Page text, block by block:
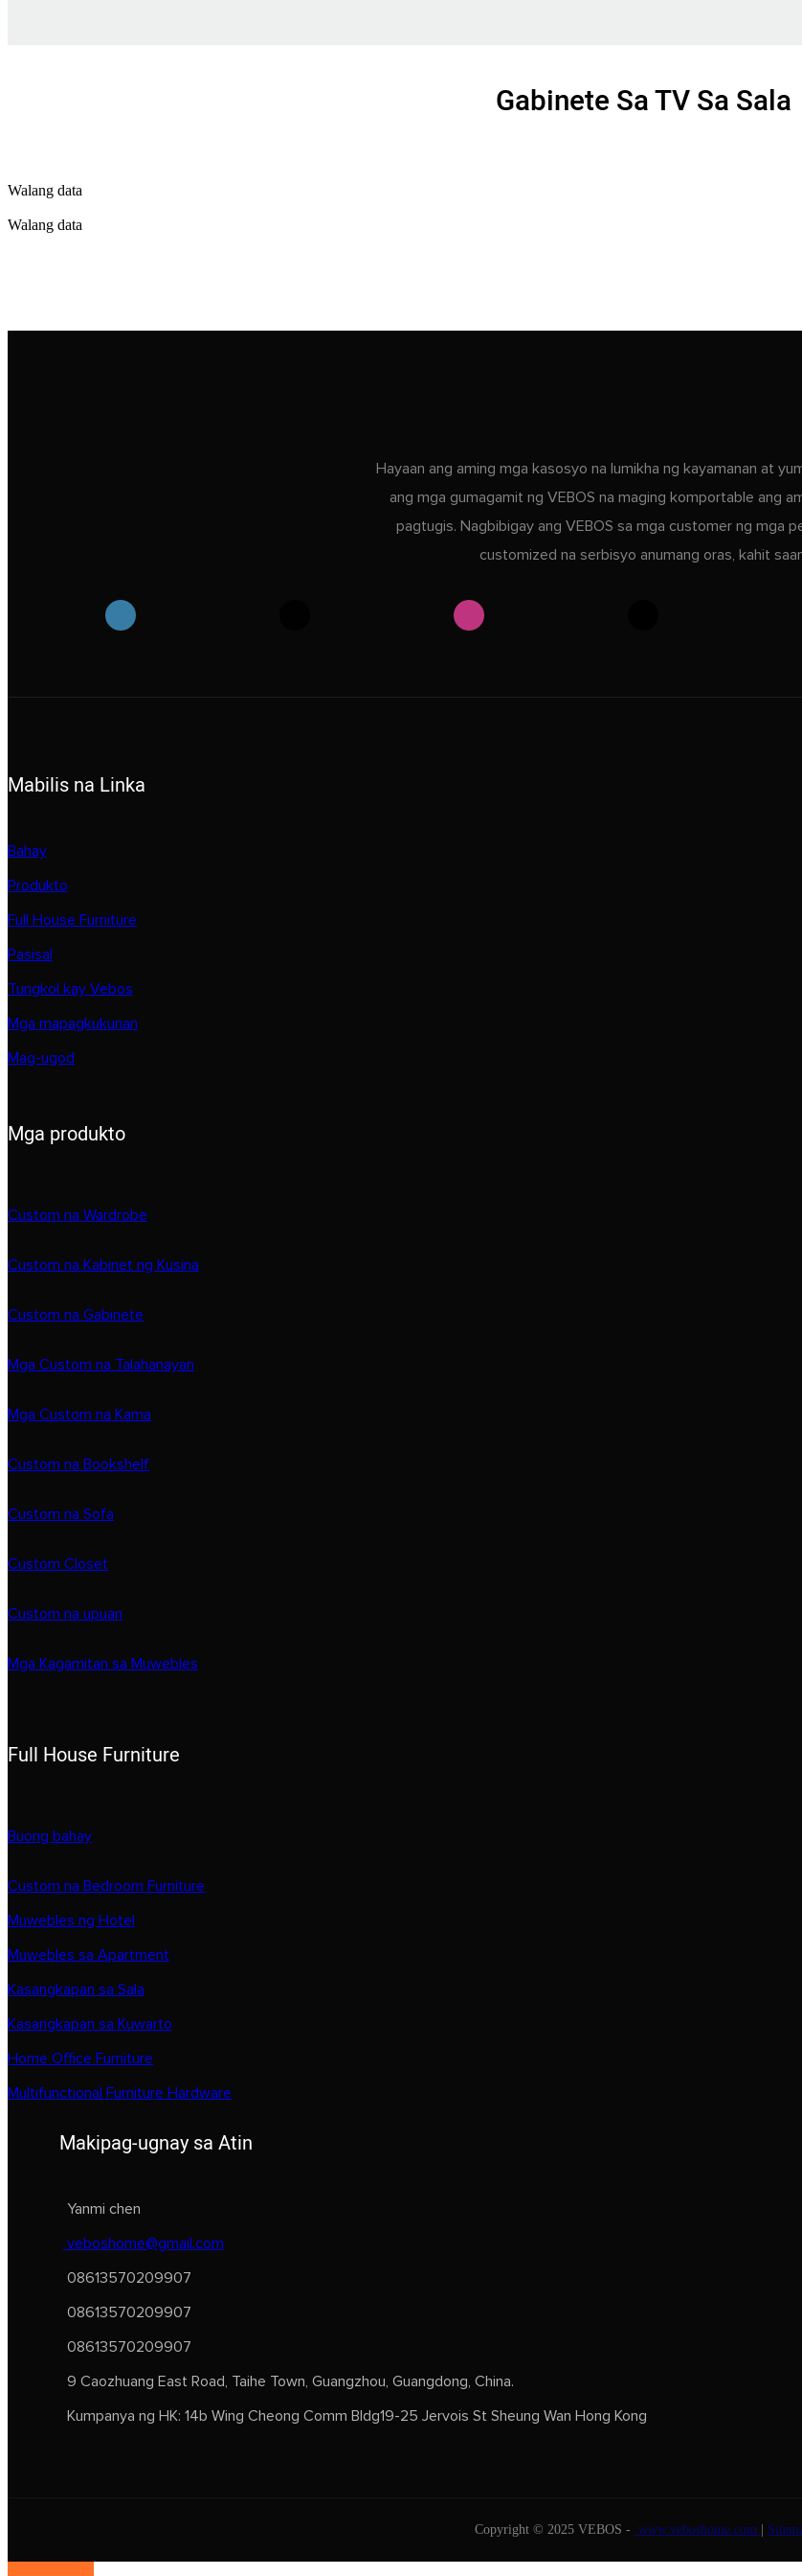
Gabinete Sa TV Sa Sala
Walang data
Walang data
Hayaan ang aming mga kasosyo na lumikha ng kayamanan at
ang mga gumagamit ng VEBOS na maging komportable ang
pagtugis. Nagbibigay ang VEBOS sa mga customer ng mga
customized na serbisyo anumang oras, kahit
Mabilis na Linka
Bahay
Produkto
Full House Furniture
Pasisal
Tungkol kay Vebos
Mga mapagkukunan
Mag-ugod
Mga produkto
Custom na Wardrobe
Custom na Kabinet ng Kusina
Custom na Gabinete
Mga Custom na Talahanayan
Mga Custom na Kama
Custom na Bookshelf
Custom na Sofa
Custom Closet
Custom na upuan
Mga Kagamitan sa Muwebles
Full House Furniture
Buong bahay
Custom na Bedroom Furniture
Muwebles ng Hotel
Muwebles sa Apartment
Kasangkapan sa Sala
Kasangkapan sa Kuwarto
Home Office Furniture
Multifunctional Furniture Hardware
Makipag-ugnay sa Atin
Yanmi chen
veboshome@gmail.com
08613570209907
08613570209907
08613570209907
9 Caozhuang East Road, Taihe Town, Guangzhou, Guangdong, China.
Kumpanya ng HK: 14b Wing Cheong Comm Bldg19-25 Jervois St Sheung Wan Hong Kong
Copyright © 2025 VEBOS - www.veboshome.com |